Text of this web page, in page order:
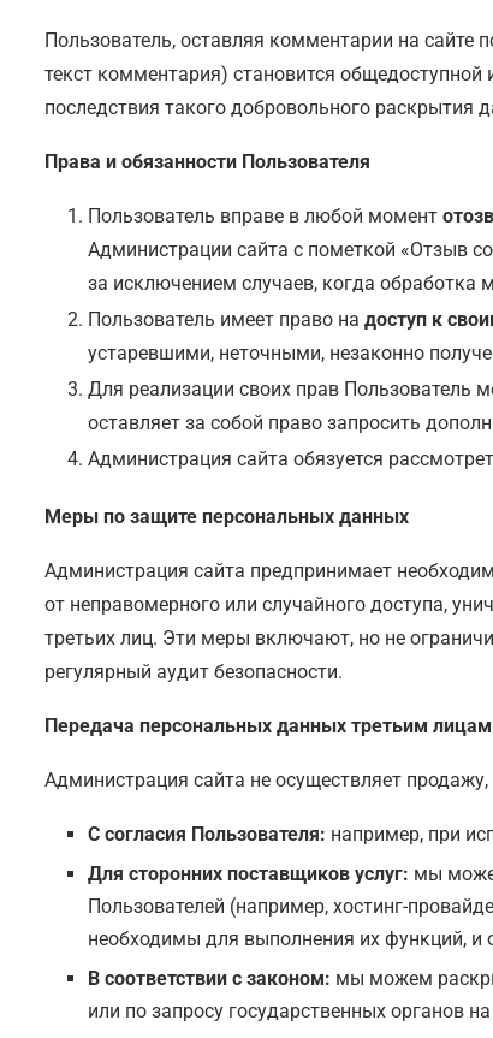
Пользователь, оставляя комментарии на
текст комментария) становится
последствия такого добровольного раскрытия
Права и обязанности Пользователя
Пользователь вправе в любой момент
Администрации сайта с пометкой «Отзыв
за исключением случаев, когда
Пользователь имеет право на доступ к
устаревшими, неточными, незаконно
Для реализации своих прав Пользователь
оставляет за собой право запросить
Администрация сайта обязуется
Меры по защите персональных данных
Администрация сайта предпринимает
от неправомерного или случайного доступа,
третьих лиц. Эти меры включают, но не
регулярный аудит безопасности.
Передача персональных данных третьим лицам
Администрация сайта не осуществляет
С согласия Пользователя: например, при
Для сторонних поставщиков услуг: мы
Пользователей (например, хостинг-
необходимы для выполнения их функций, и
В соответствии с законом: мы можем
или по запросу государственных органов